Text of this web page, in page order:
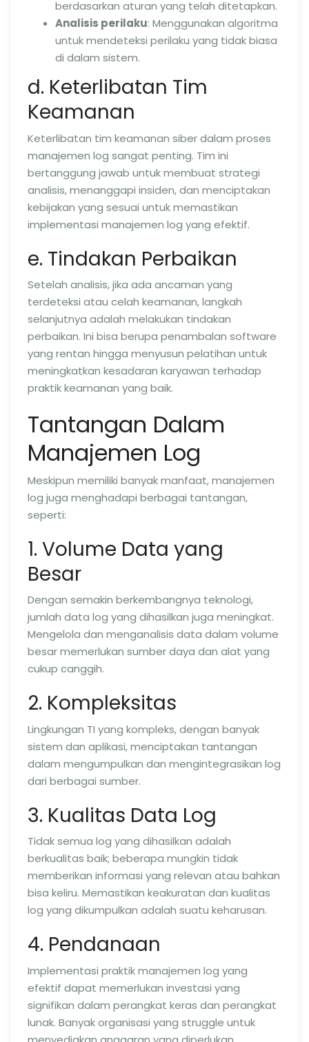
berdasarkan aturan yang telah ditetapkan.
Analisis perilaku: Menggunakan algoritma
untuk mendeteksi perilaku yang tidak biasa
di dalam sistem.
d. Keterlibatan Tim
Keamanan
Keterlibatan tim keamanan siber dalam proses
manajemen log sangat penting. Tim ini
bertanggung jawab untuk membuat strategi
analisis, menanggapi insiden, dan menciptakan
kebijakan yang sesuai untuk memastikan
implementasi manajemen log yang efektif.
e. Tindakan Perbaikan
Setelah analisis, jika ada ancaman yang
terdeteksi atau celah keamanan, langkah
selanjutnya adalah melakukan tindakan
perbaikan. Ini bisa berupa penambalan software
yang rentan hingga menyusun pelatihan untuk
meningkatkan kesadaran karyawan terhadap
praktik keamanan yang baik.
Tantangan Dalam
Manajemen Log
Meskipun memiliki banyak manfaat, manajemen
log juga menghadapi berbagai tantangan,
seperti:
1. Volume Data yang
Besar
Dengan semakin berkembangnya teknologi,
jumlah data log yang dihasilkan juga meningkat.
Mengelola dan menganalisis data dalam volume
besar memerlukan sumber daya dan alat yang
cukup canggih.
2. Kompleksitas
Lingkungan TI yang kompleks, dengan banyak
sistem dan aplikasi, menciptakan tantangan
dalam mengumpulkan dan mengintegrasikan log
dari berbagai sumber.
3. Kualitas Data Log
Tidak semua log yang dihasilkan adalah
berkualitas baik; beberapa mungkin tidak
memberikan informasi yang relevan atau bahkan
bisa keliru. Memastikan keakuratan dan kualitas
log yang dikumpulkan adalah suatu keharusan.
4. Pendanaan
Implementasi praktik manajemen log yang
efektif dapat memerlukan investasi yang
signifikan dalam perangkat keras dan perangkat
lunak. Banyak organisasi yang struggle untuk